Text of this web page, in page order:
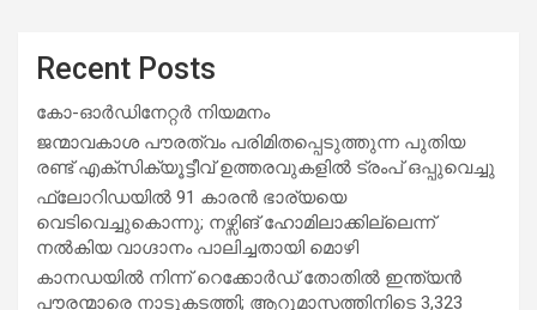
Recent Posts
കോ-ഓർഡിനേറ്റർ നിയമനം
ജന്മാവകാശ പൗരത്വം പരിമിതപ്പെടുത്തുന്ന പുതിയ
രണ്ട് എക്സിക്യൂട്ടീവ് ഉത്തരവുകളിൽ ട്രംപ് ഒപ്പുവെച്ചു
ഫ്ലോറിഡയിൽ 91 കാരൻ ഭാര്യയെ
വെടിവെച്ചുകൊന്നു; നഴ്സിങ് ഹോമിലാക്കില്ലെന്ന്
നൽകിയ വാഗ്ദാനം പാലിച്ചതായി മൊഴി
കാനഡയിൽ നിന്ന് റെക്കോർഡ് തോതിൽ ഇന്ത്യൻ
പൗരന്മാരെ നാടുകടത്തി; ആറുമാസത്തിനിടെ 3,323